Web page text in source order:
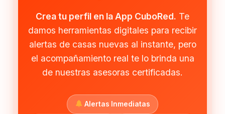
Crea tu perfil en la App CuboRed. Te
damos herramientas digitales para recibir
alertas de casas nuevas al instante, pero
el acompañamiento real te lo brinda una
de nuestras asesoras certificadas.
Alertas Inmediatas